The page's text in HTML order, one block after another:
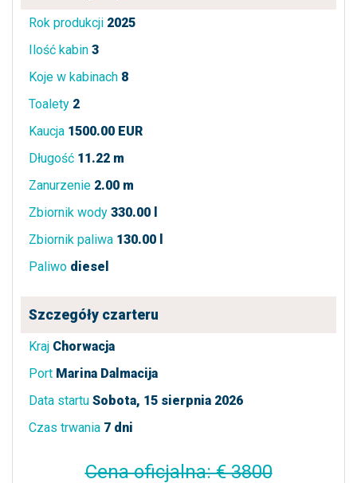
Rok produkcji 2025
Ilość kabin 3
Koje w kabinach 8
Toalety 2
Kaucja 1500.00 EUR
Długość 11.22 m
Zanurzenie 2.00 m
Zbiornik wody 330.00 l
Zbiornik paliwa 130.00 l
Paliwo diesel
Szczegóły czarteru
Kraj Chorwacja
Port Marina Dalmacija
Data startu Sobota, 15 sierpnia 2026
Czas trwania 7 dni
Cena oficjalna: € 3800